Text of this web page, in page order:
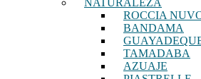
NATURALEZA
ROCCIA
BANDAMA
TAMADABA
AZUAJE